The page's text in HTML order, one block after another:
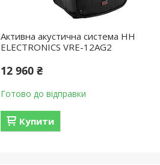
Активна акустична система HH
ELECTRONICS VRE-12AG2
12 960 ₴
Готово до відправки
Купити